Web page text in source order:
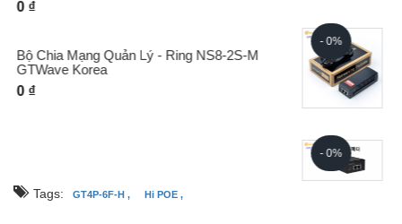
Nguồn Đơn Cho Camera GTW-I30G
0 ₫
Nguồn Đơn Cho Camera PTZ GTW-I5260G
Tags: GT4P-6F-H , Hi POE ,